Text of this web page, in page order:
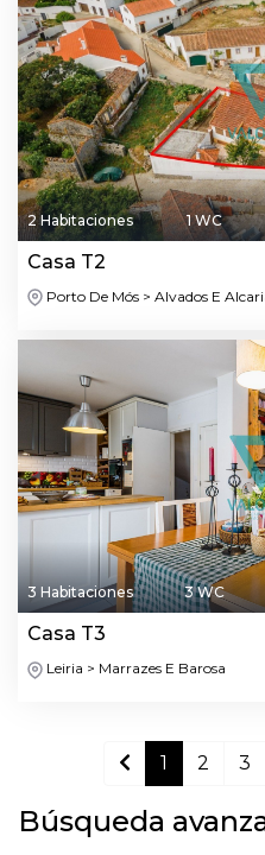
2 Habitaciones 1 WC
Casa T2
Porto De Mós > Alvados E
3 Habitaciones 3 WC
Casa T3
Leiria > Marrazes E Barosa
1 2 3
Búsqueda